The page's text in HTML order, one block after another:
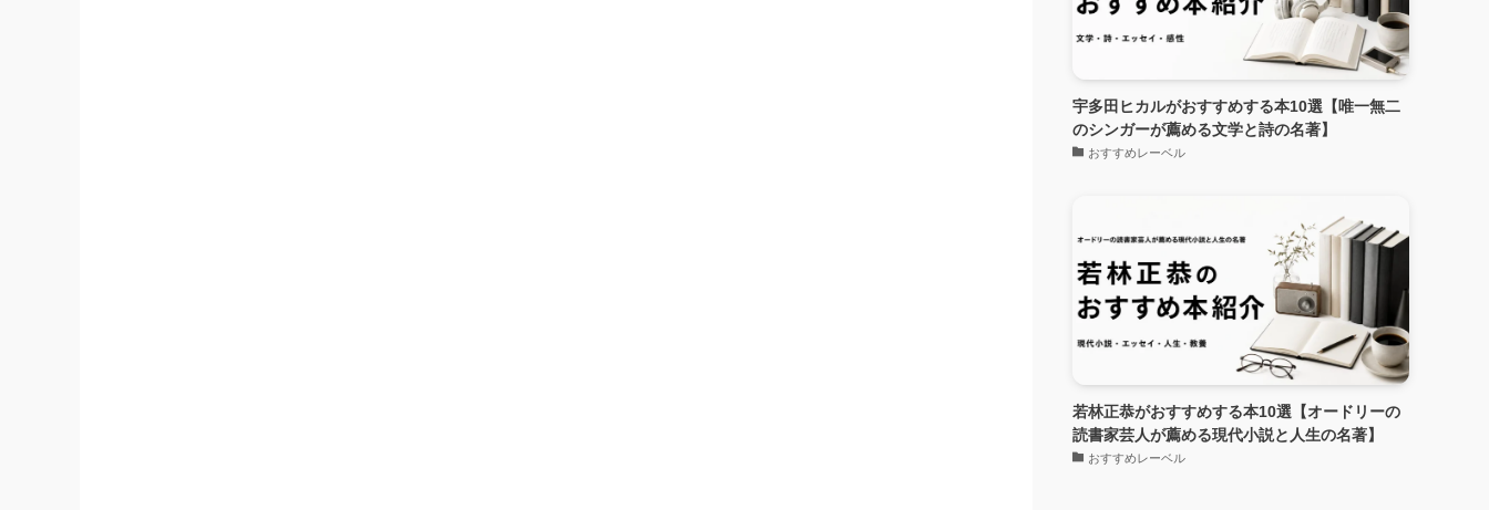
宇多田ヒカルがおすすめする本10選【唯一無二
のシンガーが薦める文学と詩の名著】
おすすめレーベル
若林正恭がおすすめする本10選【オードリーの
読書家芸人が薦める現代小説と人生の名著】
おすすめレーベル